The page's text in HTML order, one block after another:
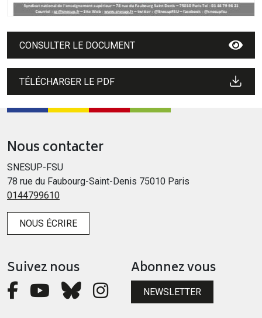
CONSULTER LE DOCUMENT
TÉLÉCHARGER LE PDF
Nous contacter
SNESUP-FSU
78 rue du Faubourg-Saint-Denis 75010 Paris
0144799610
NOUS ÉCRIRE
Suivez nous Abonnez vous
NEWSLETTER